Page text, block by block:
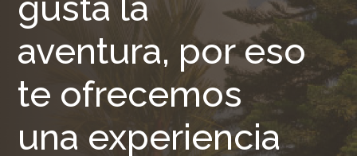
gusta la
aventura, por eso
te ofrecemos
una experiencia